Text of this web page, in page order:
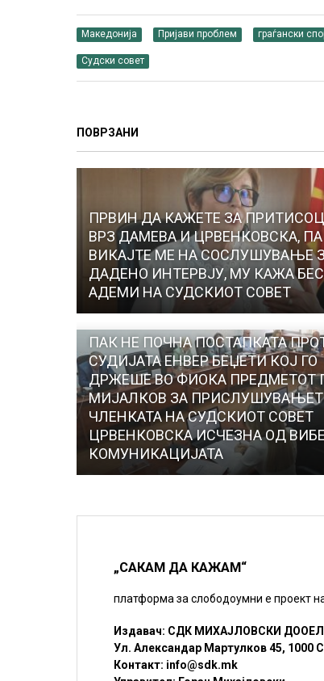
Македонија Пријави проблем граѓански
Судски совет
ПОВРЗАНИ
ПРВИН ДА КАЖЕТЕ ЗА
ВРЗ ДАМЕВА И ЦРВЕНКОВСКА,
ВИКАЈТЕ МЕ НА СОСЛУШУВАЊЕ
ДАДЕНО ИНТЕРВЈУ, МУ КАЖА
АДЕМИ НА СУДСКИОТ СОВЕТ
ПАК НЕ ПОЧНА ПОСТАПКАТА
СУДИЈАТА ЕНВЕР БЕЏЕТИ КОЈ ГО
ДРЖЕШЕ ВО ФИОКА ПРЕДМЕТОТ
МИЈАЛКОВ ЗА
ЧЛЕНКАТА НА СУДСКИОТ СОВЕТ
ЦРВЕНКОВСКА ИСЧЕЗНА ОД
КОМУНИКАЦИЈАТА
„САКАМ ДА КАЖАМ“
платформа за слободоумни е проект
Издавач: СДК МИХАЈЛОВСКИ ДООЕЛ
Ул. Александар Мартулков 45, 1000
Контакт: info@sdk.mk